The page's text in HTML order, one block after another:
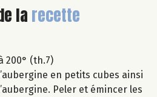
larecette
200° (th.7)
en petits cubes ainsi
Peler et émincer les